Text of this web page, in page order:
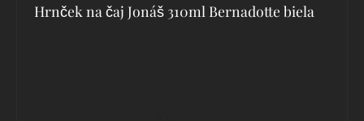
Hrnček na čaj Jonáš 310ml Bernadotte biela